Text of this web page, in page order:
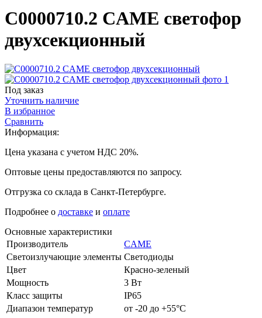
C0000710.2 CAME светофор
двухсекционный
Под заказ
Уточнить наличие
В избранное
Сравнить
Информация:
Цена указана с учетом НДС 20%.
Оптовые цены предоставляются по запросу.
Отгрузка со склада в Санкт-Петербурге.
Подробнее о доставке и оплате
Основные характеристики
Производитель
CAME
Светоизлучающие элементы Светодиоды
Цвет
Красно-зеленый
Мощность
3 Вт
Класс защиты
IP65
Диапазон температур
от -20 до +55°С